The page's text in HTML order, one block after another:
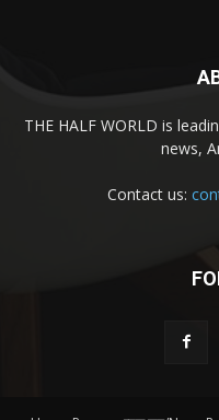
THE HALF WORLD is
news,
Contact us: